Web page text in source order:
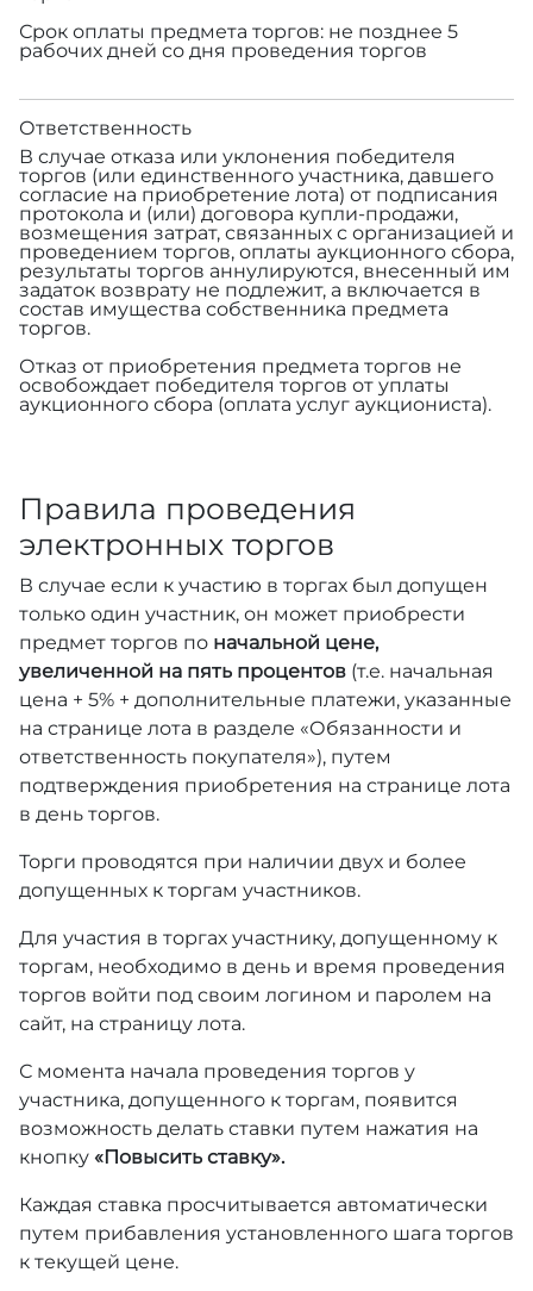
Срок оплаты предмета торгов: не позднее 5
рабочих дней со дня проведения торгов
Ответственность
В случае отказа или уклонения победителя
торгов (или единственного участника, давшего
согласие на приобретение лота) от подписания
протокола и (или) договора купли-продажи,
возмещения затрат, связанных с организацией и
проведением торгов, оплаты аукционного сбора,
результаты торгов аннулируются, внесенный им
задаток возврату не подлежит, а включается в
состав имущества собственника предмета
торгов.
Отказ от приобретения предмета торгов не
освобождает победителя торгов от уплаты
аукционного сбора (оплата услуг аукциониста).
Правила проведения
электронных торгов
В случае если к участию в торгах был допущен
только один участник, он может приобрести
предмет торгов по начальной цене,
увеличенной на пять процентов (т.е. начальная
цена + 5% + дополнительные платежи, указанные
на странице лота в разделе «Обязанности и
ответственность покупателя»), путем
подтверждения приобретения на странице лота
в день торгов.
Торги проводятся при наличии двух и более
допущенных к торгам участников.
Для участия в торгах участнику, допущенному к
торгам, необходимо в день и время проведения
торгов войти под своим логином и паролем на
сайт, на страницу лота.
С момента начала проведения торгов у
участника, допущенного к торгам, появится
возможность делать ставки путем нажатия на
кнопку «Повысить ставку».
Каждая ставка просчитывается автоматически
путем прибавления установленного шага торгов
к текущей цене.